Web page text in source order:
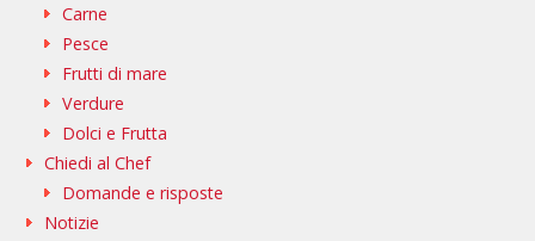
Carne
Pesce
Frutti di mare
Verdure
Dolci e Frutta
Chiedi al Chef
Domande e risposte
Notizie